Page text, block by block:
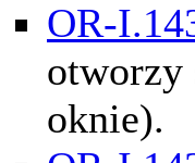
OR-
otworzy
oknie).